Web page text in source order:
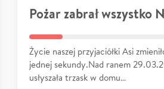
Pożar zabrał wszystko
Życie naszej przyjaciółki Asi
jednej sekundy.Nad ranem
usłyszała trzask w domu…